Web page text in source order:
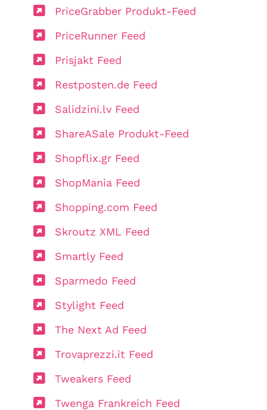
PriceGrabber Produkt-Feed
PriceRunner Feed
Prisjakt Feed
Restposten.de Feed
Salidzini.lv Feed
ShareASale Produkt-Feed
Shopflix.gr Feed
ShopMania Feed
Shopping.com Feed
Skroutz XML Feed
Smartly Feed
Sparmedo Feed
Stylight Feed
The Next Ad Feed
Trovaprezzi.it Feed
Tweakers Feed
Twenga Frankreich Feed